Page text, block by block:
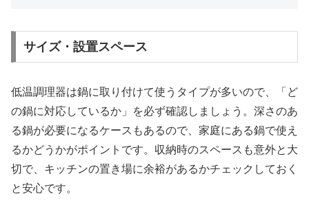
サイズ・設置スペース
低温調理器は鍋に取り付けて使うタイプが多いので、「ど
の鍋に対応しているか」を必ず確認しましょう。深さのあ
る鍋が必要になるケースもあるので、家庭にある鍋で使え
るかどうかがポイントです。収納時のスペースも意外と大
切で、キッチンの置き場に余裕があるかチェックしておく
と安心です。